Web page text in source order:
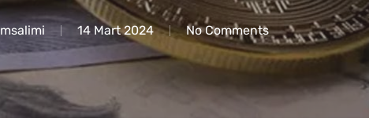
14 Mart 2024 No Comments